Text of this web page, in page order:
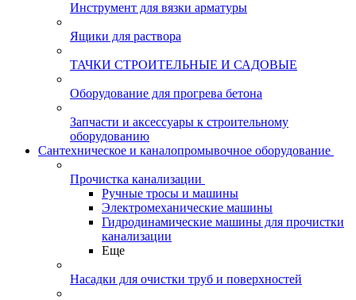
Инструмент для вязки арматуры
Ящики для раствора
ТАЧКИ СТРОИТЕЛЬНЫЕ И САДОВЫЕ
Оборудование для прогрева бетона
Запчасти и аксессуары к строительному
оборудованию
Сантехническое и каналопромывочное оборудование
Прочистка канализации
Ручные тросы и машины
Электромеханические машины
Гидродинамические машины для прочистки
канализации
Еще
Насадки для очистки труб и поверхностей